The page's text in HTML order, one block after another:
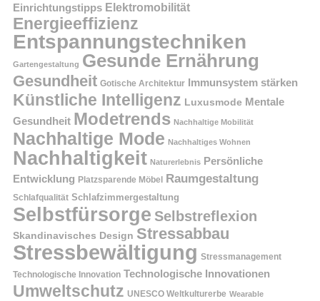
Einrichtungstipps Elektromobilität
Energieeffizienz
Entspannungstechniken
Gartengestaltung Gesunde Ernährung
Gesundheit Gotische Architektur Immunsystem stärken
Künstliche Intelligenz Luxusmode Mentale
Gesundheit Modetrends Nachhaltige Mobilität
Nachhaltige Mode Nachhaltiges Wohnen
Nachhaltigkeit Naturerlebnis Persönliche
Entwicklung Platzsparende Möbel Raumgestaltung
Schlafqualität Schlafzimmergestaltung
Selbstfürsorge Selbstreflexion
Skandinavisches Design Stressabbau
Stressbewältigung Stressmanagement
Technologische Innovation Technologische Innovationen
Umweltschutz UNESCO Weltkulturerbe Wearable